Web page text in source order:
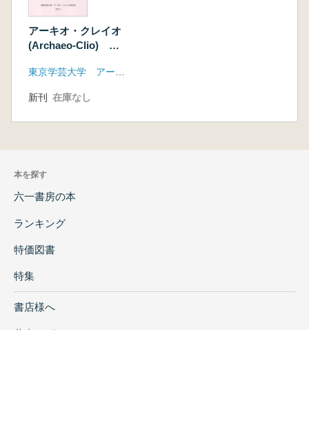
アーキオ・クレイオ
(Archaeo-Clio) 第
東京学芸大学 アーキオ・クレイオ刊行会
新刊 在庫なし
本を探す
六一書房の本
ランキング
特価図書
特集
書店様へ
著者ログイン